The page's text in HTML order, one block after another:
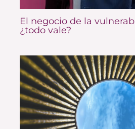
El negocio de la
¿todo vale?